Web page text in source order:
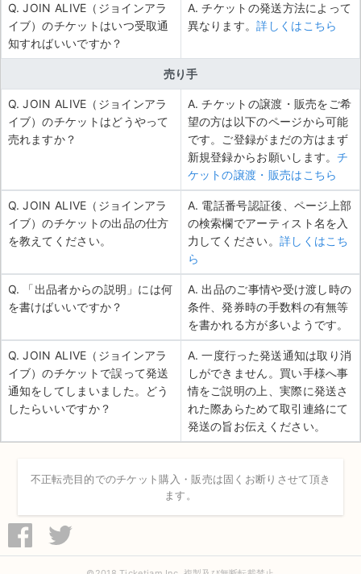
Q. JOIN ALIVE（ジョインアラ
イブ）のチケットはいつ受取通
知すればいいですか？
A. チケットの発送方法によって
異なります。詳しくはこちら
売り手
Q. JOIN ALIVE（ジョインアラ
イブ）のチケットはどうやって
売れますか？
A. チケットの譲渡・販売をご希
望の方は以下のページから可能
です。ご登録がまだの方はまず
新規登録からお願いします。チ
ケットの譲渡・販売はこちら
Q. JOIN ALIVE（ジョインアラ
イブ）のチケットの出品の仕方
を教えてください。
A. 電話番号認証後、ページ上部
の検索欄でアーティスト名を入
力してください。 詳しくはこち
ら
Q. 「出品者からの説明」には何
を書けばいいですか？
A. 出品のご事情や受け渡し時の
条件、発券時の手数料の有無等
を書かれる方が多いようです。
Q. JOIN ALIVE（ジョインアラ
イブ）のチケットで誤って発送
通知をしてしまいました。どう
したらいいですか？
A. 一度行った発送通知は取り消
しができません。買い手様へ事
情をご説明の上、実際に発送さ
れた際あらためて取引連絡にて
発送の旨お伝えください。
不正転売目的でのチケット購入・販売は固くお断りさせて頂き
ます。